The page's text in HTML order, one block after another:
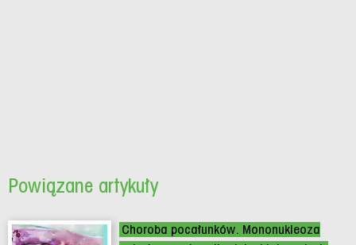
Powiązane artykuły
Choroba pocałunków. Mononukleoza